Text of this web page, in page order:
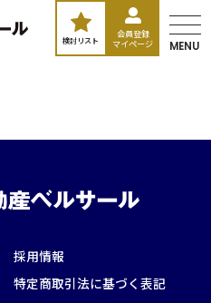
検討リスト
会員登録
マイページ MENU
採用情報
特定商取引法に基づく表記